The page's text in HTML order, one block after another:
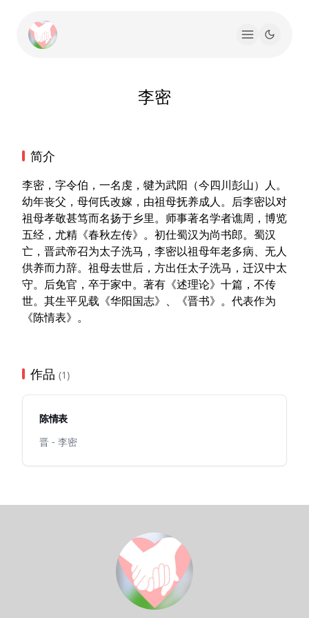
李密
简介
李密，字令伯，一名虔，犍为武阳（今四川彭山）人。
幼年丧父，母何氏改嫁，由祖母抚养成人。后李密以对
祖母孝敬甚笃而名扬于乡里。师事著名学者谯周，博览
五经，尤精《春秋左传》。初仕蜀汉为尚书郎。蜀汉
亡，晋武帝召为太子洗马，李密以祖母年老多病、无人
供养而力辞。祖母去世后，方出任太子洗马，迁汉中太
守。后免官，卒于家中。著有《述理论》十篇，不传
世。其生平见载《华阳国志》、《晋书》。代表作为
《陈情表》。
作品 (1)
陈情表
晋 - 李密